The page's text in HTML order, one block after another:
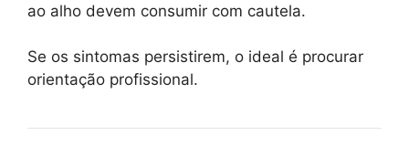
ao alho devem consumir com cautela.
Se os sintomas persistirem, o ideal é procurar
orientação profissional.